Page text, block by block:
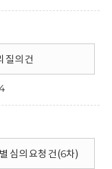
질의 건
심의 요청 건(6차)